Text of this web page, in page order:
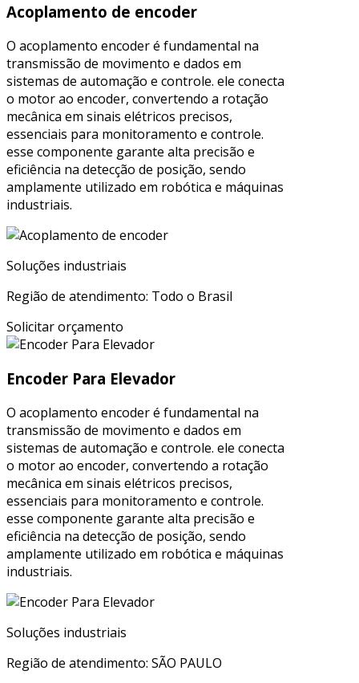
Acoplamento de encoder
O acoplamento encoder é fundamental na
transmissão de movimento e dados em
sistemas de automação e controle. ele conecta
o motor ao encoder, convertendo a rotação
mecânica em sinais elétricos precisos,
essenciais para monitoramento e controle.
esse componente garante alta precisão e
eficiência na detecção de posição, sendo
amplamente utilizado em robótica e máquinas
industriais.
Soluções industriais
Região de atendimento: Todo o Brasil
Solicitar orçamento
Encoder Para Elevador
O acoplamento encoder é fundamental na
transmissão de movimento e dados em
sistemas de automação e controle. ele conecta
o motor ao encoder, convertendo a rotação
mecânica em sinais elétricos precisos,
essenciais para monitoramento e controle.
esse componente garante alta precisão e
eficiência na detecção de posição, sendo
amplamente utilizado em robótica e máquinas
industriais.
Soluções industriais
Região de atendimento: SÃO PAULO